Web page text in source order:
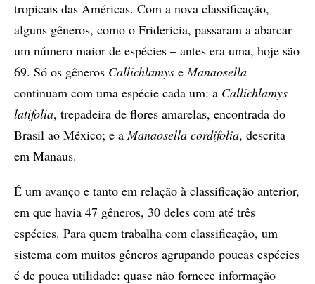
tropicais das Américas. Com a nova classificação,
alguns gêneros, como o Fridericia, passaram a abarcar
um número maior de espécies – antes era uma, hoje são
69. Só os gêneros Callichlamys eManaosella
continuam com uma espécie cada um: a Callichlamys
latifolia, trepadeira de flores amarelas, encontrada do
Brasil ao México; e aManaosella cordifolia, descrita
em Manaus.
É um avanço e tanto em relação à classificação anterior,
em que havia 47 gêneros, 30 deles com até três
espécies. Para quem trabalha com classificação, um
sistema com muitos gêneros agrupando poucas espécies
é de pouca utilidade: quase não fornece informação